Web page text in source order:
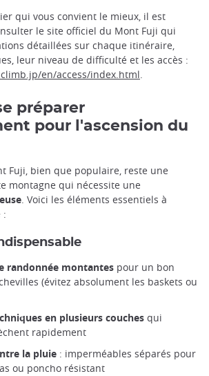
qui vous convient le mieux, il est
le site officiel du Mont Fuji qui
détaillées sur chaque itinéraire,
leur niveau de difficulté et les accès :
en/access/index.html.
préparer
pour l'ascension du
Fuji, bien que populaire, reste une
montagne qui nécessite une
. Voici les éléments essentiels à
:
randonnée montantes pour un bon
(évitez absolument les baskets ou
en plusieurs couches qui
rapidement
la pluie : imperméables séparés pour
ou poncho résistant